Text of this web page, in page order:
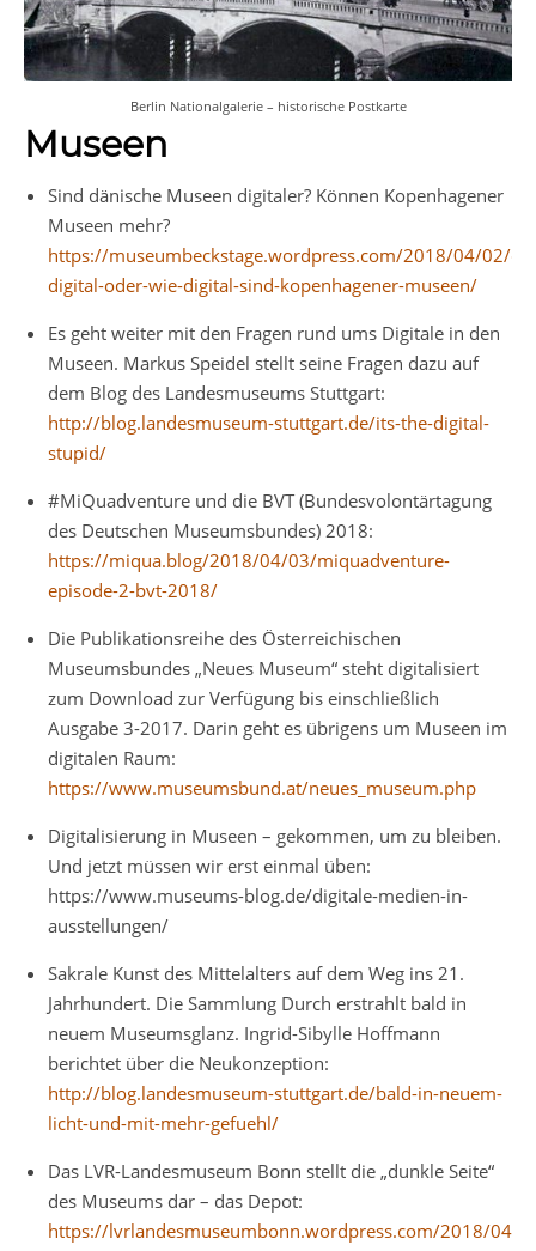
Berlin Nationalgalerie – historische Postkarte
Museen
Sind dänische Museen digitaler? Können Kopenhagener
Museen mehr?
https://museumbeckstage.wordpress.com/2018/04/02/
digital-oder-wie-digital-sind-kopenhagener-museen/
Es geht weiter mit den Fragen rund ums Digitale in den
Museen. Markus Speidel stellt seine Fragen dazu auf
dem Blog des Landesmuseums Stuttgart:
http://blog.landesmuseum-stuttgart.de/its-the-digital-
stupid/
#MiQuadventure und die BVT (Bundesvolontärtagung
des Deutschen Museumsbundes) 2018:
https://miqua.blog/2018/04/03/miquadventure-
episode-2-bvt-2018/
Die Publikationsreihe des Österreichischen
Museumsbundes „Neues Museum“ steht digitalisiert
zum Download zur Verfügung bis einschließlich
Ausgabe 3-2017. Darin geht es übrigens um Museen im
digitalen Raum:
https://www.museumsbund.at/neues_museum.php
Digitalisierung in Museen – gekommen, um zu bleiben.
Und jetzt müssen wir erst einmal üben:
https://www.museums-blog.de/digitale-medien-in-
ausstellungen/
Sakrale Kunst des Mittelalters auf dem Weg ins 21.
Jahrhundert. Die Sammlung Durch erstrahlt bald in
neuem Museumsglanz. Ingrid-Sibylle Hoffmann
berichtet über die Neukonzeption:
http://blog.landesmuseum-stuttgart.de/bald-in-neuem-
licht-und-mit-mehr-gefuehl/
Das LVR-Landesmuseum Bonn stellt die „dunkle Seite“
des Museums dar – das Depot:
https://lvrlandesmuseumbonn.wordpress.com/2018/04/